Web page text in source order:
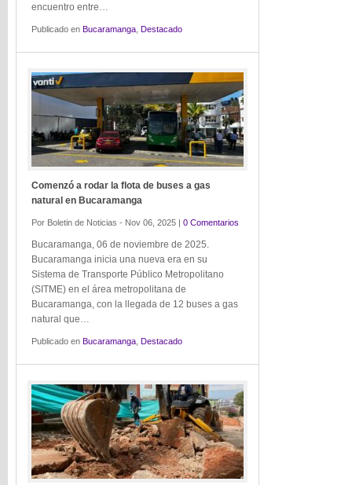
encuentro entre…
Publicado en Bucaramanga Destacado
Comenzó a rodar la flota de buses a gas
natural en Bucaramanga
Por Boletin de Noticias - Nov 06, 2025 | 0 Comentarios
Bucaramanga, 06 de noviembre de 2025.
Bucaramanga inicia una nueva era en su
Sistema de Transporte Público Metropolitano
(SITME) en el área metropolitana de
Bucaramanga, con la llegada de 12 buses a gas
natural que…
Publicado en Bucaramanga Destacado